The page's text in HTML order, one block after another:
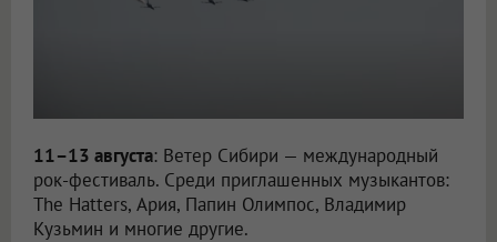
11–13 августа: Ветер Сибири — международный
рок-фестиваль. Среди приглашенных музыкантов:
The Hatters, Ария, Папин Олимпос, Владимир
Кузьмин и многие другие.